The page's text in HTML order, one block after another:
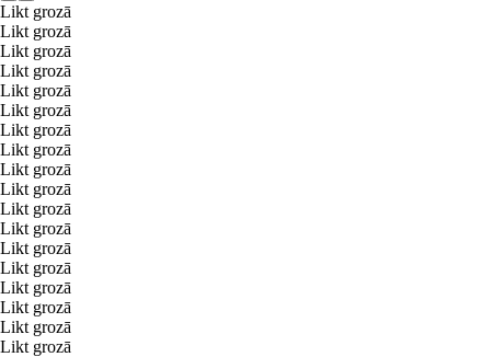
Likt grozā
Likt grozā
Likt grozā
Likt grozā
Likt grozā
Likt grozā
Likt grozā
Likt grozā
Likt grozā
Likt grozā
Likt grozā
Likt grozā
Likt grozā
Likt grozā
Likt grozā
Likt grozā
Likt grozā
Likt grozā